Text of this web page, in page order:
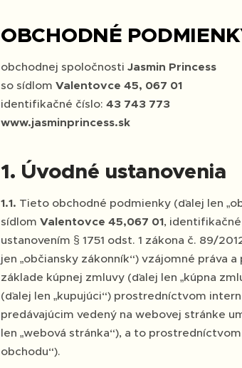
OBCHODNÉ
obchodnej spoločnosti Jasmin Princess
so sídlom Valentovce 45, 067 01
identifikačné číslo: 43 743 773
www.jasminprincess.sk
1. Úvodné ustanovenia
1.1. Tieto obchodné podmienky (ďalej len
sídlom Valentovce 45,067 01,
ustanovením § 1751 odst. 1 zákona č. 89/
jen „občiansky zákonník“) vzájomné práva
základe kúpnej zmluvy (ďalej len „kúpna
(ďalej len „kupujúci“) prostredníctvom
predávajúcim vedený na webovej stránke
len „webová stránka“), a to
obchodu“).